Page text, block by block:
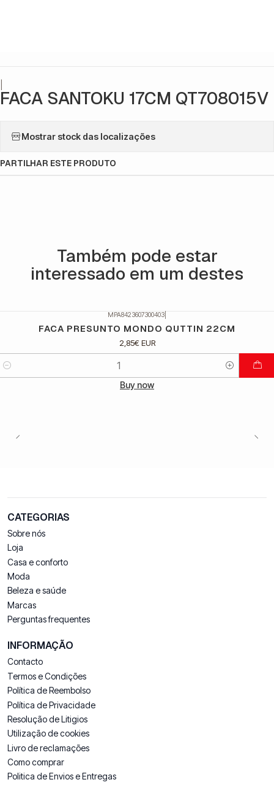
FACA SANTOKU 17CM QT708015V
Mostrar stock das localizações
PARTILHAR ESTE PRODUTO
Também pode estar
interessado em um destes
MPA8423607300403
FACA PRESUNTO MONDO QUTTIN 22CM
2,85€ EUR
Buy now
CATEGORIAS
Sobre nós
Loja
Casa e conforto
Moda
Beleza e saúde
Marcas
Perguntas frequentes
INFORMAÇÃO
Contacto
Termos e Condições
Política de Reembolso
Política de Privacidade
Resolução de Litigios
Utilização de cookies
Livro de reclamações
Como comprar
Politica de Envios e Entregas